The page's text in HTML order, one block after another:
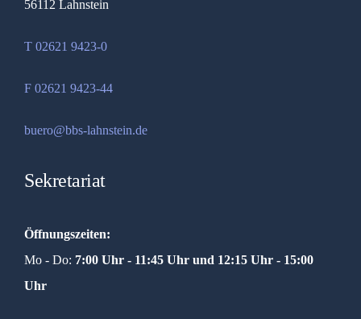
56112 Lahnstein
T 02621 9423-0
F 02621 9423-44
buero@bbs-lahnstein.de
Sekretariat
Öffnungszeiten:
Mo - Do: 7:00 Uhr - 11:45 Uhr und 12:15 Uhr - 15:00
Uhr